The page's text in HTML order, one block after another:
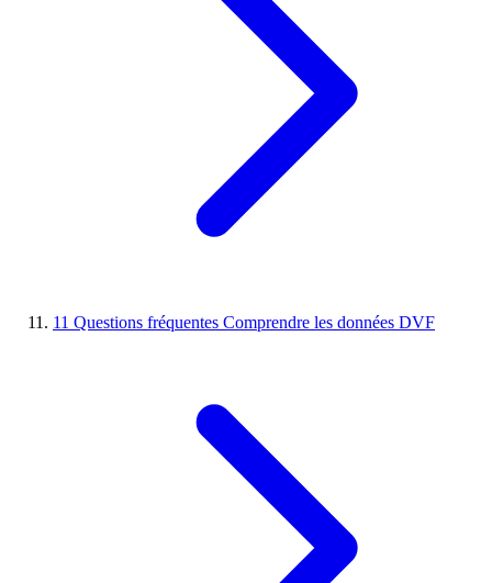
11 Questions fréquentes Comprendre les données DVF